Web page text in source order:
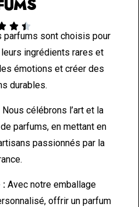
 
parfums sont choisis pour
ingrédients rares et
émotions et créer des
durables.
Nous célébrons l’art et la
parfums, en mettant en
passionnés par la
: Avec notre emballage
offrir un parfum